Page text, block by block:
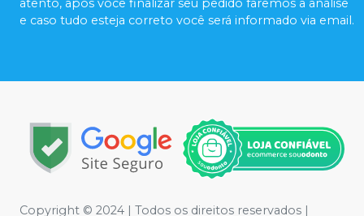
atento, após você finalizar seu pedido faremos a análise
e caso tudo esteja correto você será informado via email.
Copyright © 2024 | Todos os direitos reservados |